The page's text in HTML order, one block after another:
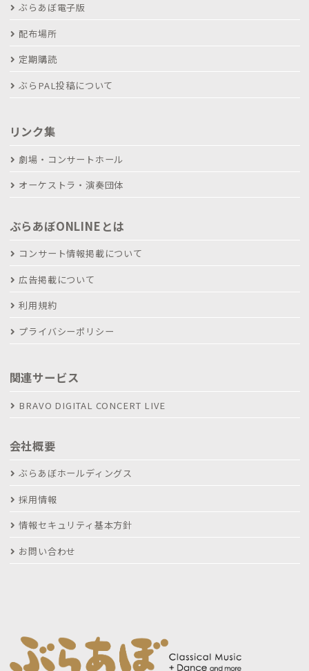
ぶらあぼ電子版
配布場所
定期購読
ぶらPAL投稿について
リンク集
劇場・コンサートホール
オーケストラ・演奏団体
ぶらあぼONLINEとは
コンサート情報掲載について
広告掲載について
利用規約
プライバシーポリシー
関連サービス
BRAVO DIGITAL CONCERT LIVE
会社概要
ぶらあぼホールディングス
採用情報
情報セキュリティ基本方針
お問い合わせ